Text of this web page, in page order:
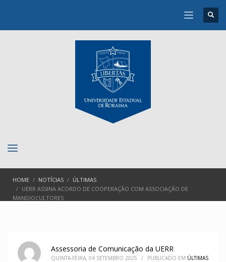
HOME NOTÍCIAS
ÚLTIMAS
UERR ASSINA ACORDO DE COOPERAÇÃO COM ASSOCIAÇÃO DE
MANDIOCULTORES
Assessoria de Comunicação da UERR
QUINTA-FEIRA, 04 SETEMBRO 2025 / PUBLICADO EM ÚLTIMAS